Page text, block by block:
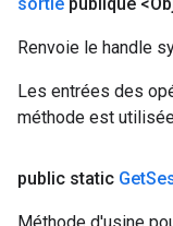
Renvoie le handle
Les entrées des
méthode est
public static Get